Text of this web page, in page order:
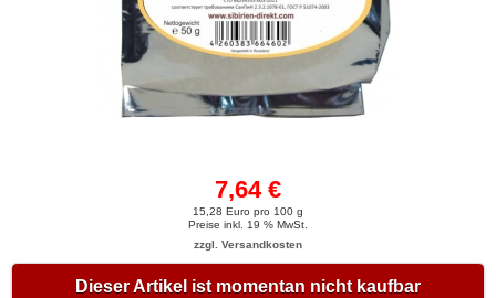
7,64 €
15,28 Euro pro 100 g
Preise inkl. 19 % MwSt.
zzgl. Versandkosten
Dieser Artikel ist momentan nicht kaufbar